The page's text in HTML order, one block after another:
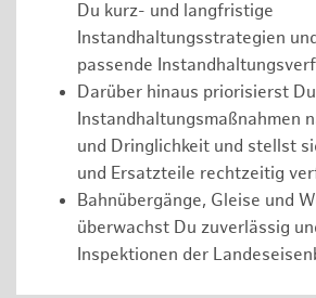
Du kurz- und langfristige
Instandhaltungsstrategien
passende
Darüber hinaus priorisierst Du
Instandhaltungsmaßnahmen
und Dringlichkeit und stellst
und Ersatzteile rechtzeitig
Bahnübergänge, Gleise und
überwachst Du zuverlässig
Inspektionen der